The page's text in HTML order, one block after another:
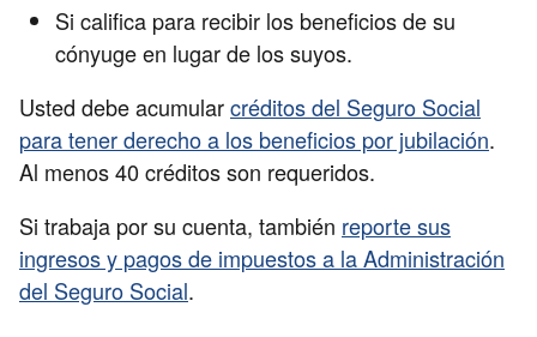
Si califica para recibir los beneficios de su
cónyuge en lugar de los suyos.
Usted debe acumularcréditos del Seguro Social
para tener derecho a los beneficios por jubilación.
Al menos 40 créditos son requeridos.
Si trabaja por su cuenta, también reporte sus
ingresos y pagos de impuestos a la Administración
del Seguro Social.